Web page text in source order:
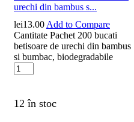
urechi din bambus s...
lei13.00 Add to Compare
Cantitate Pachet 200 bucati
betisoare de urechi din bambus
si bumbac, biodegradabile
12 în stoc